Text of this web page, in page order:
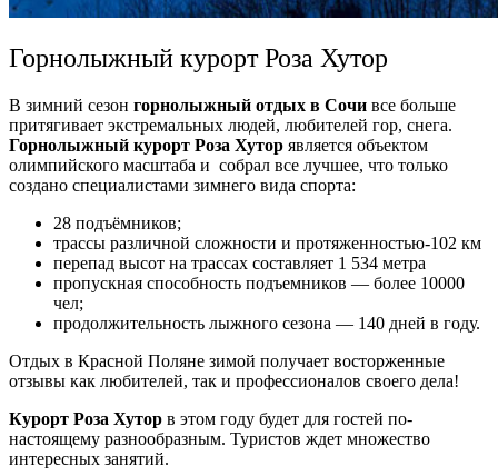
Горнолыжный курорт Роза Хутор
В зимний сезон горнолыжный отдых в Сочи все больше
притягивает экстремальных людей, любителей гор, снега.
Горнолыжный курорт Роза Хутор является объектом
олимпийского масштаба и собрал все лучшее, что только
создано специалистами зимнего вида спорта:
28 подъёмников;
трассы различной сложности и протяженностью-102 км
перепад высот на трассах составляет 1 534 метра
пропускная способность подъемников — более 10000
чел;
продолжительность лыжного сезона — 140 дней в году.
Отдых в Красной Поляне зимой получает восторженные
отзывы как любителей, так и профессионалов своего дела!
Курорт Роза Хутор в этом году будет для гостей по-
настоящему разнообразным. Туристов ждет множество
интересных занятий.